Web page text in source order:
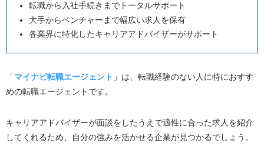
転職から入社手続きまでトータルサポート
大手からベンチャーまで幅広い求人を保有
各業界に特化したキャリアアドバイザーがサポート
「マイナビ転職エージェント 」は、転職経験のない人に特におすす
めの転職エージェントです。
キャリアアドバイザーが面談をしたうえで適性に合った求人を紹介
してくれるため、自分の強みを活かせる企業が見つかるでしょう。